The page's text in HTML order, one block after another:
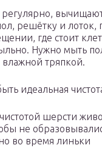
решётку и лоток,
где стоит
Нужно мыть
тряпкой.
идеальная
шерсти
не
во время линьки